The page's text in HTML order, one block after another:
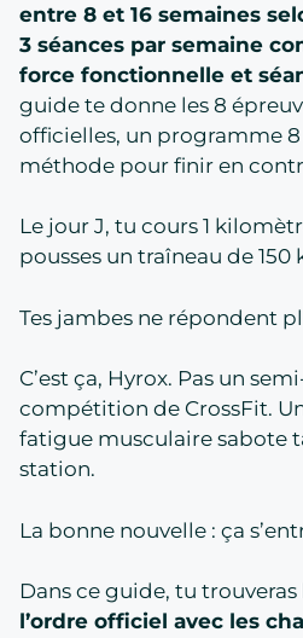
entre 8 et 16 semaines
3 séances par semaine
force fonctionnelle et
guide te donne les 8
officielles, un programme 8
méthode pour finir en
Le jour J, tu cours 1
pousses un traîneau de 150
Tes jambes ne répondent
C’est ça, Hyrox. Pas un
compétition de CrossFit.
fatigue musculaire sabote
station.
La bonne nouvelle : ça
Dans ce guide, tu trouveras
l’ordre officiel avec les